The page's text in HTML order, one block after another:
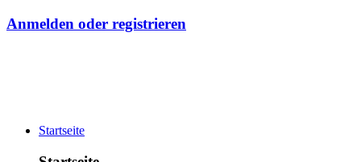
Anmelden oder registrieren
Startseite